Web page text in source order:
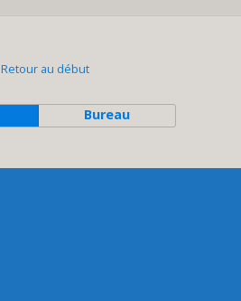
Retour au début
Bureau